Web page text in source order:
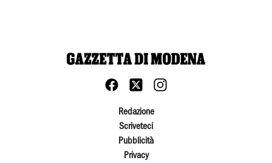
Redazione
Scriveteci
Pubblicità
Privacy